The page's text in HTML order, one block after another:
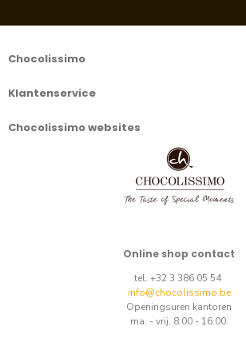
Chocolissimo
Klantenservice
Chocolissimo websites
Online shop contact
tel. +32 3 386 05 54
info@chocolissimo.be
Openingsuren kantoren
ma. - vrij. 8:00 - 16:00.